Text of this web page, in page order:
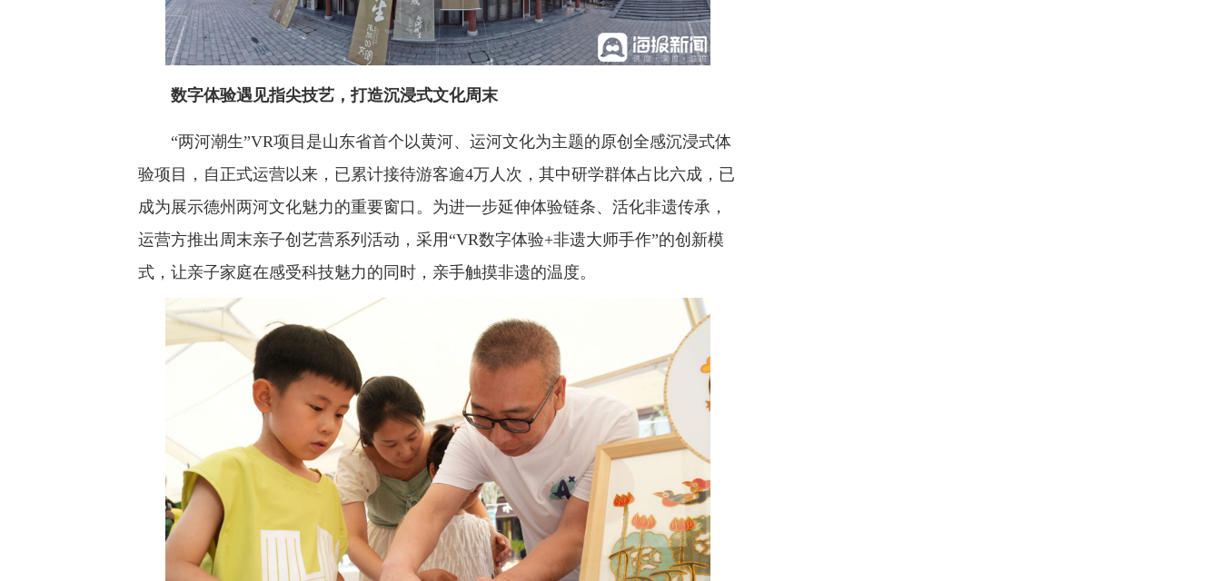
数字体验遇见指尖技艺，打造沉浸式文化周末
“两河潮生”VR项目是山东省首个以黄河、运河文化为主题的原创全感沉浸式体
验项目，自正式运营以来，已累计接待游客逾4万人次，其中研学群体占比六成，已
成为展示德州两河文化魅力的重要窗口。为进一步延伸体验链条、活化非遗传承，
运营方推出周末亲子创艺营系列活动，采用“VR数字体验+非遗大师手作”的创新模
式，让亲子家庭在感受科技魅力的同时，亲手触摸非遗的温度。